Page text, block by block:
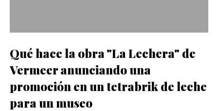
Qué hace la obra "La Lechera" de
Vermeer anunciando una
promoción en un tetrabrik de leche
para un museo